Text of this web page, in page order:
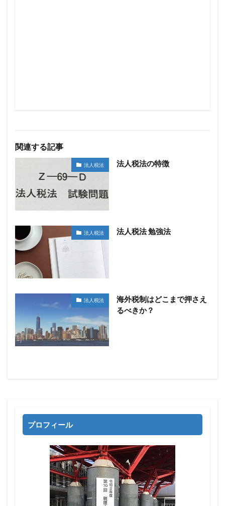
関連する記事
法人税法 法人税法の特徴
法人税法 法人税法 勉強法
法人税法
海外税制はどこまで押さえ
るべきか？
プロフィール